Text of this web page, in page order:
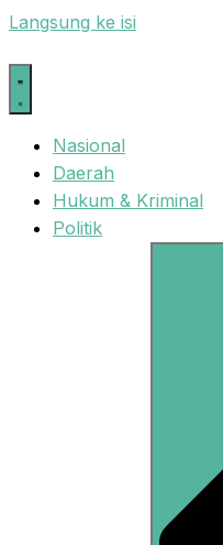
Langsung ke isi
Nasional
Daerah
Hukum & Kriminal
Politik